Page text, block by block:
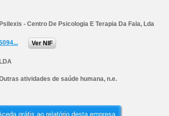
Psilexis - Centro De Psicologia E Terapia Da Fala, Lda
Ver NIF
LDA
atividades de saúde humana, n.e.
grátis ao relatório desta empresa